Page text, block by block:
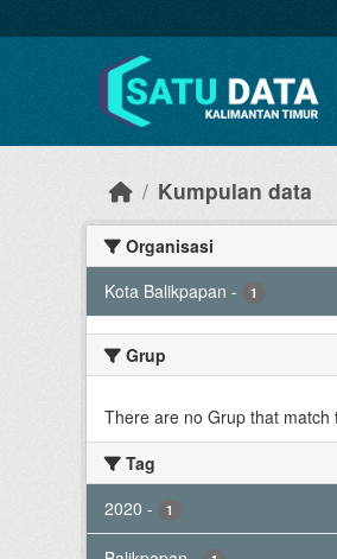
Kumpulan data
Organisasi
Kota Balikpapan - 1
Grup
There are no Grup that match
Tag
2020 - 1